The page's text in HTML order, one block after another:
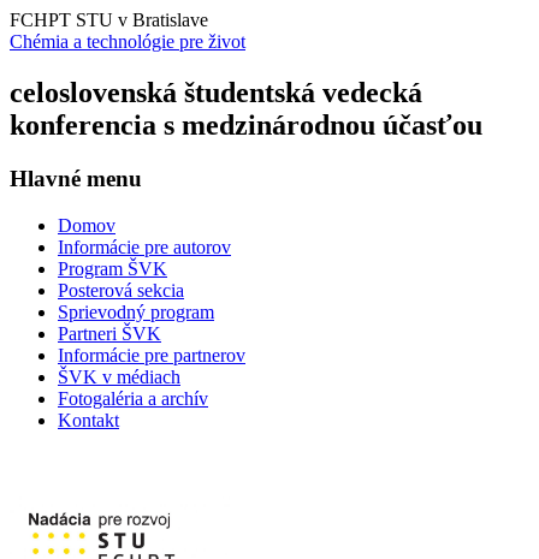
FCHPT STU v Bratislave
Chémia a technológie pre život
celoslovenská študentská vedecká
konferencia s medzinárodnou účasťou
Hlavné menu
Domov
Informácie pre autorov
Program ŠVK
Posterová sekcia
Sprievodný program
Partneri ŠVK
Informácie pre partnerov
ŠVK v médiach
Fotogaléria a archív
Kontakt